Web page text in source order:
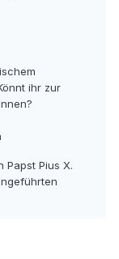
ihr zur
Papst Pius X.